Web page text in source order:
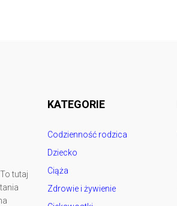
tutaj
KATEGORIE
Codzienność rodzica
Dziecko
Ciąża
Zdrowie i żywienie